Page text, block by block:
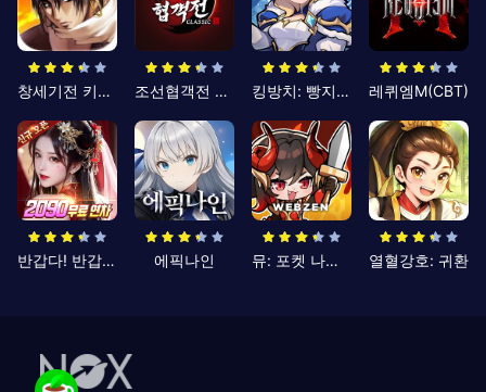
창세기전 키우기 조선협객전 클래식 킹방치: 빵지의 제왕 레퀴엠M(CBT)
반갑다! 반갑삼국지 에픽나인 뮤: 포켓 나이츠 열혈강호: 귀환